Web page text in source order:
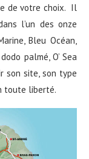
de votre choix. Il
l’un des onze
Bleu Océan,
palmé, O’ Sea
son site, son type
toute liberté.